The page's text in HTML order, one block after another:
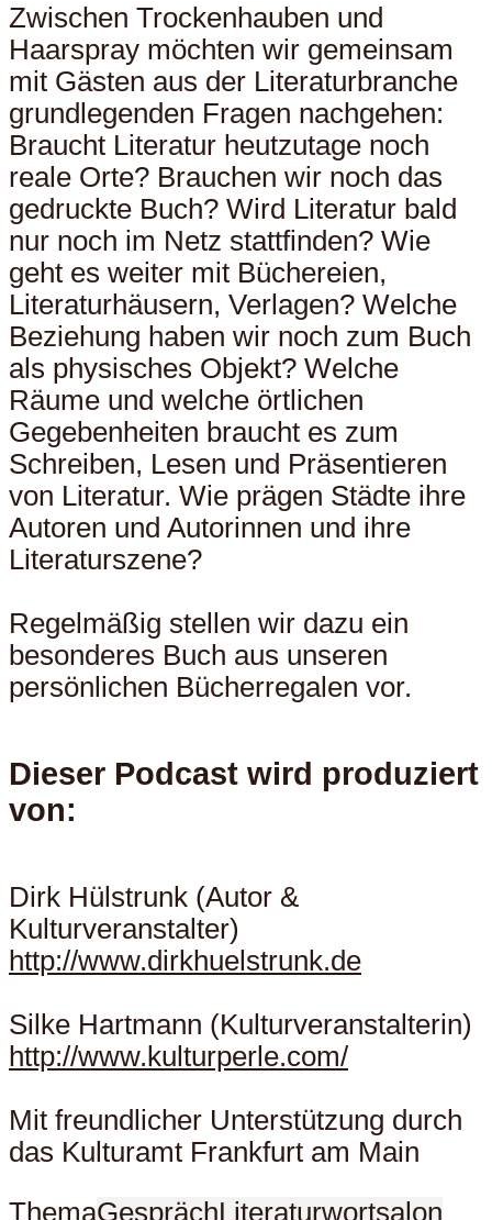
Zwischen Trockenhauben und
Haarspray möchten wir gemeinsam
mit Gästen aus der Literaturbranche
grundlegenden Fragen nachgehen:
Braucht Literatur heutzutage noch
reale Orte? Brauchen wir noch das
gedruckte Buch? Wird Literatur bald
nur noch im Netz stattfinden? Wie
geht es weiter mit Büchereien,
Literaturhäusern, Verlagen? Welche
Beziehung haben wir noch zum Buch
als physisches Objekt? Welche
Räume und welche örtlichen
Gegebenheiten braucht es zum
Schreiben, Lesen und Präsentieren
von Literatur. Wie prägen Städte ihre
Autoren und Autorinnen und ihre
Literaturszene?
Regelmäßig stellen wir dazu ein
besonderes Buch aus unseren
persönlichen Bücherregalen vor.
Dieser Podcast wird produziert
von:
Dirk Hülstrunk (Autor &
Kulturveranstalter)
http://www.dirkhuelstrunk.de
Silke Hartmann (Kulturveranstalterin)
http://www.kulturperle.com/
Mit freundlicher Unterstützung durch
das Kulturamt Frankfurt am Main
ThemaGesprächLiteraturwortsalon